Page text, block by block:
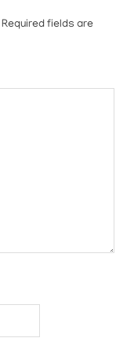
Required fields are